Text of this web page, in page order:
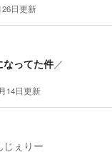
日更新
なってた件／
14日更新
じぇりー